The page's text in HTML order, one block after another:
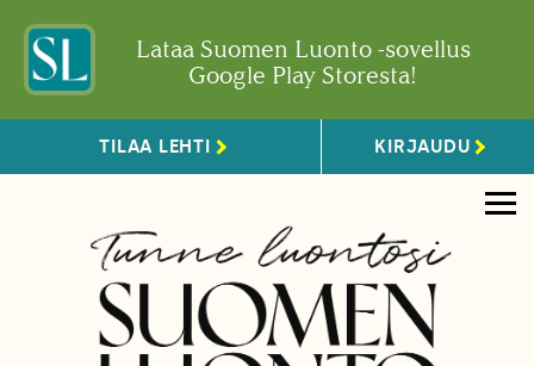
Lataa Suomen Luonto -sovellus
Google Play Storesta!
TILAA LEHTI KIRJAUDU